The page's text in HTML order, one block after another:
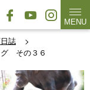
MENU
誌
グ その３６